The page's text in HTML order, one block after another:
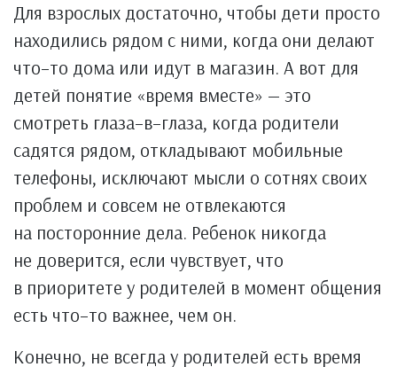
Для взрослых достаточно, чтобы дети просто
находились рядом с ними, когда они делают
что–то дома или идут в магазин. А вот для
детей понятие «время вместе» — это
смотреть глаза–в–глаза, когда родители
садятся рядом, откладывают мобильные
телефоны, исключают мысли о сотнях своих
проблем и совсем не отвлекаются
на посторонние дела. Ребенок никогда
не доверится, если чувствует, что
в приоритете у родителей в момент общения
есть что–то важнее, чем он.
Конечно, не всегда у родителей есть время